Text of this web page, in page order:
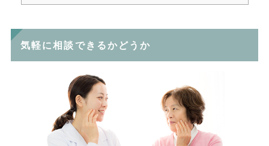
気軽に相談できるかどうか